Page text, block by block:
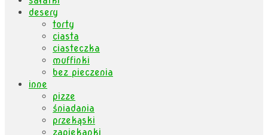
desery
torty
ciasta
ciasteczka
muffinki
bez pieczenia
inne
pizze
śniadania
przekąski
zapiekanki